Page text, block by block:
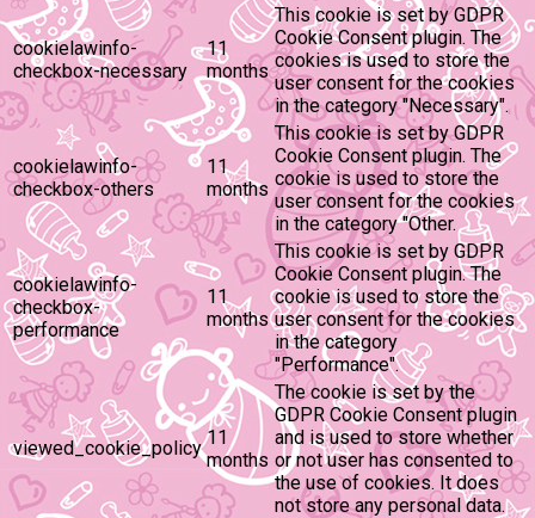
cookielawinfo-
checkbox-necessary
11
months
This cookie is set by GDPR
Cookie Consent plugin. The
cookies is used to store the
user consent for the cookies
in the category "Necessary".
cookielawinfo-
checkbox-others
11
months
This cookie is set by GDPR
Cookie Consent plugin. The
cookie is used to store the
user consent for the cookies
in the category "Other.
cookielawinfo-
checkbox-
performance
11
months
This cookie is set by GDPR
Cookie Consent plugin. The
cookie is used to store the
user consent for the cookies
in the category
"Performance".
viewed_cookie_policy 11
months
The cookie is set by the
GDPR Cookie Consent plugin
and is used to store whether
or not user has consented to
the use of cookies. It does
not store any personal data.